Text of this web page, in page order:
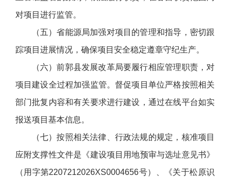
对项目进行监管。
（五）省能源局加强对项目的管理和指导，密切跟
踪项目进展情况，确保项目安全稳定遵章守纪生产。
（六）前郭县发展改革局要履行相应管理职责，对
项目建设全过程加强监管。督促项目单位严格按照相关
部门批复内容和有关要求进行建设，通过在线平台如实
报送项目基本信息。
（七）按照相关法律、行政法规的规定，核准项目
应附支撑性文件是《建设项目用地预审与选址意见书》
（用字第2207212026XS0004656号）、《关于松原识